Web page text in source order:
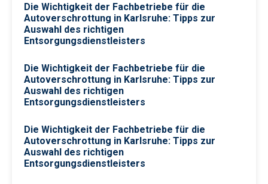
Die Wichtigkeit der Fachbetriebe für die
Autoverschrottung in Karlsruhe: Tipps zur
Auswahl des richtigen
Entsorgungsdienstleisters
Die Wichtigkeit der Fachbetriebe für die
Autoverschrottung in Karlsruhe: Tipps zur
Auswahl des richtigen
Entsorgungsdienstleisters
Die Wichtigkeit der Fachbetriebe für die
Autoverschrottung in Karlsruhe: Tipps zur
Auswahl des richtigen
Entsorgungsdienstleisters